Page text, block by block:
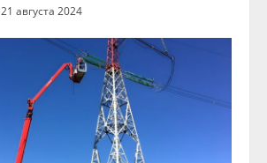
21 августа 2024